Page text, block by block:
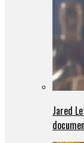
Jared